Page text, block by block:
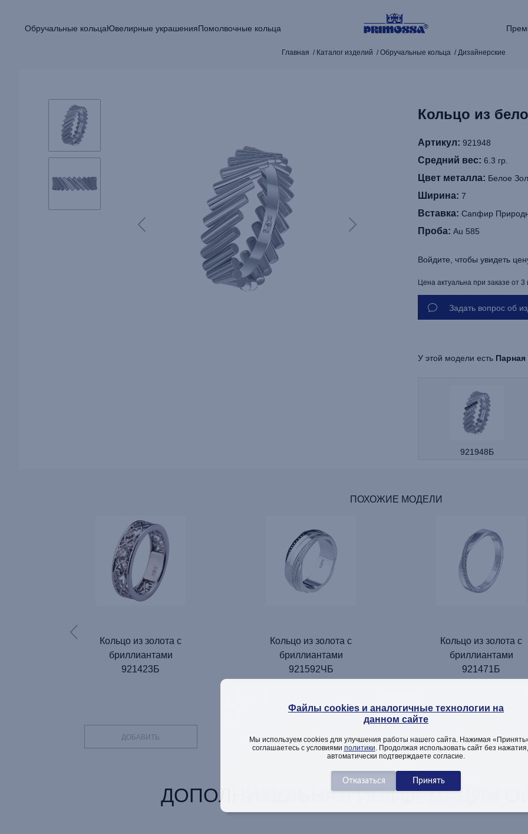
Обручальные кольцаЮвелирные украшенияПомолвочные кольца
Главная Каталог изделий Обручальные кольца Дизайнерские
Кольцо из
Артикул: 921948
Средний вес: 6.3 гр.
Цвет металла: Белое
Ширина: 7
Вставка: Сапфир
Проба: Au 585
Войдите, чтобы увидеть
Цена актуальна при заказе от 3
Задать вопрос об
У этой модели есть
921948Б
ПОХОЖИЕ МОДЕЛИ
Кольцо из золота с
бриллиантами
921423Б
ДОБАВИТЬ
Кольцо из золота с
бриллиантами
921592ЧБ
ДОБАВИТЬ
Кольцо из золота с
бриллиантами
921471Б
ДОБАВИТЬ
ДОПОЛНИТЕЛЬНАЯ ИНФОРМАЦИЯ
Файлы cookies и аналогичные технологии на
данном сайте
Мы используем cookies для улучшения работы нашего сайта. Нажимая
соглашаетесь с условиями политики . Продолжая использовать сайт без
автоматически подтверждаете согласие.